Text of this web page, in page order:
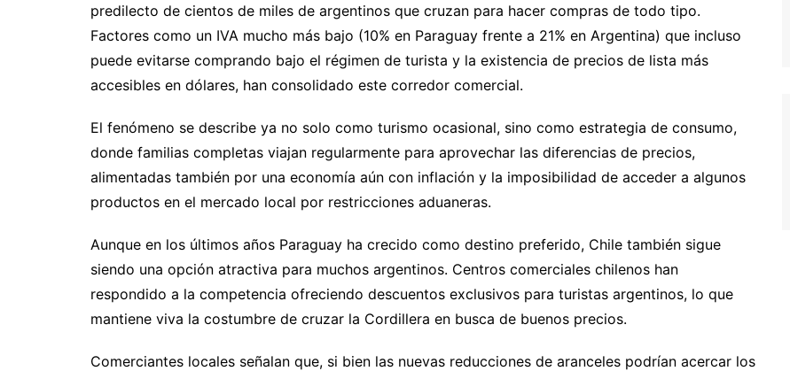
predilecto de cientos de miles de argentinos que cruzan para hacer compras de todo tipo.
Factores como un IVA mucho más bajo (10% en Paraguay frente a 21% en Argentina) que incluso
puede evitarse comprando bajo el régimen de turista y la existencia de precios de lista más
accesibles en dólares, han consolidado este corredor comercial.
​El fenómeno se describe ya no solo como turismo ocasional, sino como estrategia de consumo,
donde familias completas viajan regularmente para aprovechar las diferencias de precios,
alimentadas también por una economía aún con inflación y la imposibilidad de acceder a algunos
productos en el mercado local por restricciones aduaneras.
​Aunque en los últimos años Paraguay ha crecido como destino preferido, Chile también sigue
siendo una opción atractiva para muchos argentinos. Centros comerciales chilenos han
respondido a la competencia ofreciendo descuentos exclusivos para turistas argentinos, lo que
mantiene viva la costumbre de cruzar la Cordillera en busca de buenos precios.
​Comerciantes locales señalan que, si bien las nuevas reducciones de aranceles podrían acercar los